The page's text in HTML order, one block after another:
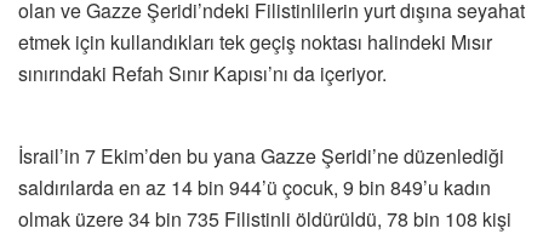
olan ve Gazze Şeridi’ndeki Filistinlilerin yurt dışına seyahat
etmek için kullandıkları tek geçiş noktası halindeki Mısır
sınırındaki Refah Sınır Kapısı’nı da içeriyor.
İsrail’in 7 Ekim’den bu yana Gazze Şeridi’ne düzenlediği
saldırılarda en az 14 bin 944’ü çocuk, 9 bin 849’u kadın
olmak üzere 34 bin 735 Filistinli öldürüldü, 78 bin 108 kişi